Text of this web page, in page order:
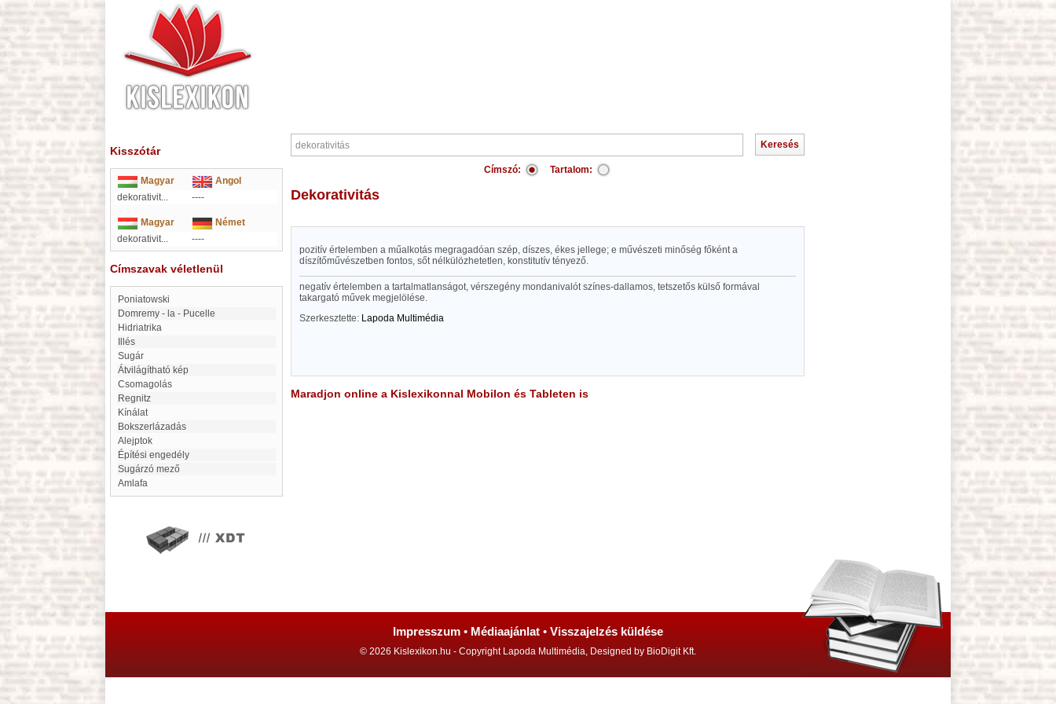
Kisszótár
Magyar
Angol
dekorativit...
----
Magyar
Német
dekorativit...
----
Címszavak véletlenül
Poniatowski
Domremy - la - Pucelle
Hidriatrika
Illés
sugár
Átvilágítható kép
Csomagolás
Regnitz
Kínálat
bokszerlázadás
Alejptok
Építési engedély
sugárzó mező
Amlafa
Címszó: Tartalom:
dekorativitás
pozitív értelemben a műalkotás megragadóan szép, díszes, ékes jellege; e művészeti minőség főként a
díszítőművészetben fontos, sőt nélkülözhetetlen, konstitutív tényező.
negatív értelemben a tartalmatlanságot, vérszegény mondanivalót színes-dallamos, tetszetős külső formával
takargató művek megjelölése.
Szerkesztette: Lapoda Multimédia
Maradjon online a Kislexikonnal Mobilon és Tableten is
Impresszum • Médiaajánlat • Visszajelzés küldése
© 2026 Kislexikon.hu - Copyright Lapoda Multimédia, Designed by BioDigit Kft.